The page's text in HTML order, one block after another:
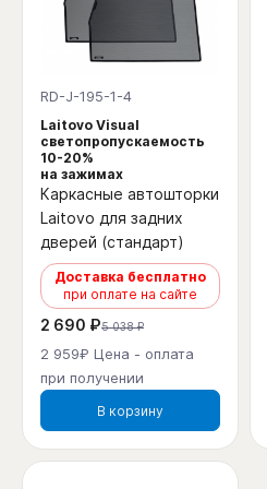
RD-J-195-1-4
Laitovo Visual
светопропускаемость
10-20%
на зажимах
Каркасные автошторки
Laitovo для задних
дверей (стандарт)
Доставка бесплатно
при оплате на сайте
2 690 ₽5 038 ₽
2 959₽ Цена - оплата
при получении
В корзину